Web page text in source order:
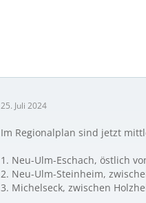
25. Juli 2024
Im Regionalplan sind jetzt
1. Neu-Ulm-Eschach, östlich
2. Neu-Ulm-Steinheim,
3. Michelseck, zwischen